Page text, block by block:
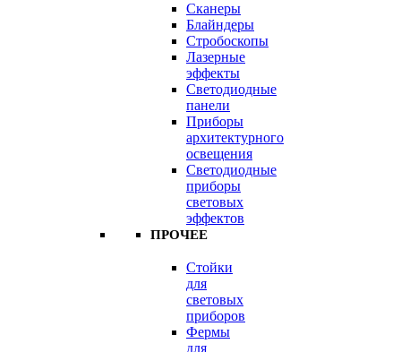
Сканеры
Блайндеры
Стробоскопы
Лазерные
эффекты
Светодиодные
панели
Приборы
архитектурного
освещения
Светодиодные
приборы
световых
эффектов
ПРОЧЕЕ
Стойки
для
световых
приборов
Фермы
для